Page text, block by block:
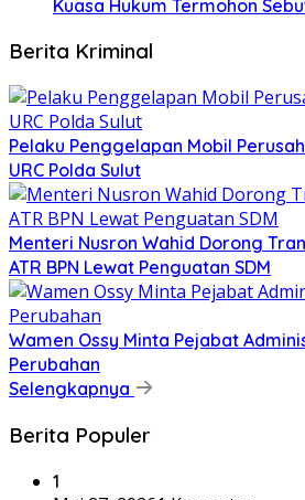
Kuasa Hukum Termohon
Berita Kriminal
​Pelaku Penggelapan Mobil
URC Polda Sulut
​Menteri Nusron Wahid Dorong
ATR BPN Lewat Penguatan SDM
Wamen Ossy Minta Pejabat
Perubahan
Selengkapnya
Berita Populer
1